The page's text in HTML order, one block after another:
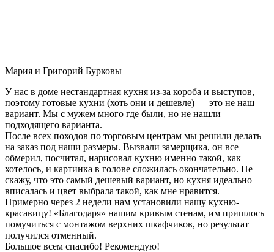
Мария и Григорий Бурковы
У нас в доме нестандартная кухня из-за короба и выступов,
поэтому готовые кухни (хоть они и дешевле) — это не наш
вариант. Мы с мужем много где были, но не нашли
подходящего варианта.
После всех походов по торговым центрам мы решили делать
на заказ под наши размеры. Вызвали замерщика, он все
обмерил, посчитал, нарисовал кухню именно такой, как
хотелось, и картинка в голове сложилась окончательно. Не
скажу, что это самый дешевый вариант, но кухня идеально
вписалась и цвет выбрала такой, как мне нравится.
Примерно через 2 недели нам установили нашу кухню-
красавицу! «Благодаря» нашим кривым стенам, им пришлось
помучиться с монтажом верхних шкафчиков, но результат
получился отменный.
Большое всем спасибо! Рекомендую!